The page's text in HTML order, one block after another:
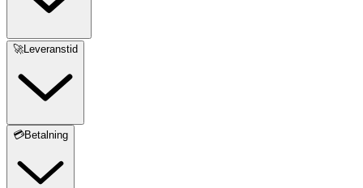
🚀Leveranstid
💳Betalning